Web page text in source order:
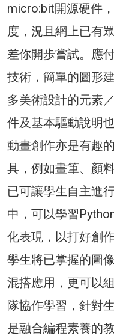
micro:bit開源硬件
度，況且網上已有
差你開歩嘗試。應
技術，簡單的圖形
多美術設計的元素
件及基本驅動說明
動畫創作亦是有趣
具，例如畫筆、顏
已可讓學生自主進
中，可以學習
化表現，以打好創
學生將已掌握的圖
混搭應用，更可以
隊協作學習，針對
是融合編程素養的